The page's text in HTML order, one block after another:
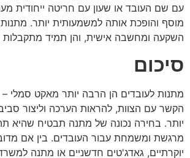
עם שם העובד או שעון עם חריטה ייחודית
מוסף והופכת אותה למשמעותית יותר.
השקעה ומחשבה אישית, והן תמיד
סיכום
מתנות לעובדים הן הרבה יותר מאקט סמלי
הקשר עם הצוות, להראות הערכה וליצור
יותר. בחירה נכונה של מתנה תבטיח שהיא
מרגשת ומשמחת עבור העובדים. בין אם
יוקרתיים, גאדג'טים חדשניים או מתנה